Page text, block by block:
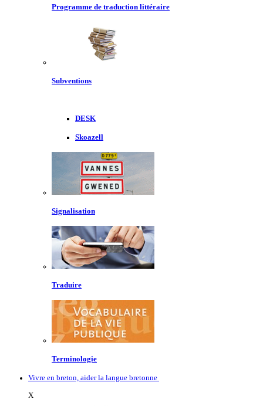
Programme de traduction littéraire
Subventions
DESK
Skoazell
Signalisation
Traduire
Terminologie
Vivre en breton, aider la langue bretonne
X